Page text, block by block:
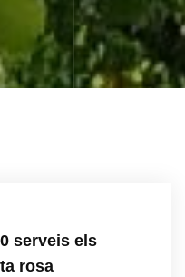
serveis els
rosa